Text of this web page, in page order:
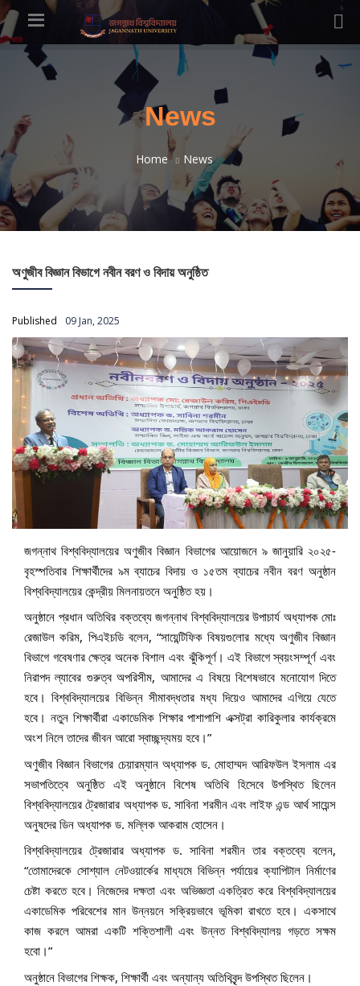
News
Home News
অণুজীব বিজ্ঞান বিভাগে নবীন বরণ ও বিদায় অনুষ্ঠিত
Published 09 Jan, 2025
জগন্নাথ বিশ্ববিদ্যালয়ের অণুজীব বিজ্ঞান বিভাগের আয়োজনে ৯ জানুয়ারি ২০২৫-
বৃহস্পতিবার শিক্ষার্থীদের ৯ম ব্যাচের বিদায় ও ১৫তম ব্যাচের নবীন বরণ অনুষ্ঠান
বিশ্ববিদ্যালয়ের কেন্দ্রীয় মিলনায়তনে অনুষ্ঠিত হয়।
অনুষ্ঠানে প্রধান অতিথির বক্তব্যে জগন্নাথ বিশ্ববিদ্যালয়ের উপাচার্য অধ্যাপক মোঃ
রেজাউল করিম, পিএইচডি বলেন, “সায়েন্টিফিক বিষয়গুলোর মধ্যে অণুজীব বিজ্ঞান
বিভাগে গবেষণার ক্ষেত্র অনেক বিশাল এবং ঝুঁকিপূর্ণ। এই বিভাগে স্বয়ংসম্পূর্ণ এবং
নিরাপদল্যাবের গুরুত্ব অপরিসীম, আমাদের এ বিষয়ে বিশেষভাবে মনোযোগ দিতে
হবে। বিশ্ববিদ্যালয়ের বিভিন্ন সীমাবদ্ধতার মধ্য দিয়েও আমাদের এগিয়ে যেতে
হবে। নতুন শিক্ষার্থীরা একাডেমিক শিক্ষার পাশাপাশি এক্সট্রা কারিকুলার কার্যক্রমে
অংশ নিলে তাদের জীবন আরো স্বাচ্ছন্দ্যময় হবে।”
অণুজীব বিজ্ঞান বিভাগের চেয়ারম্যান অধ্যাপক ড. মোহাম্মদ আরিফউল ইসলাম এর
সভাপতিত্বে অনুষ্ঠিত এই অনুষ্ঠানে বিশেষ অতিথি হিসেবে উপস্থিত ছিলেন
বিশ্ববিদ্যালয়ের ট্রেজারার অধ্যাপক ড. সাবিনা শরমীন এবং লাইফ এন্ড আর্থ সায়েন্স
অনুষদের ডিন অধ্যাপক ড. মল্লিক আকরাম হোসেন।
বিশ্ববিদ্যালয়ের ট্রেজারার অধ্যাপক ড. সাবিনা শরমীন তার বক্তব্যে বলেন,
“তোমাদেরকে সোশ্যাল নেটওয়ার্কের মাধ্যমে বিভিন্ন পর্যায়ের ক্যাপিটাল নির্মাণের
চেষ্টা করতে হবে। নিজেদের দক্ষতা এবং অভিজ্ঞতা একত্রিত করে বিশ্ববিদ্যালয়ের
একাডেমিক পরিবেশের মান উন্নয়নে সক্রিয়ভাবে ভূমিকা রাখতে হবে। একসাথে
কাজ করলে আমরা একটি শক্তিশালী এবং উন্নত বিশ্ববিদ্যালয় গড়তে সক্ষম
হবো।”
অনুষ্ঠানে বিভাগের শিক্ষক, শিক্ষার্থী এবং অন্যান্য অতিথিবৃন্দ উপস্থিত ছিলেন।